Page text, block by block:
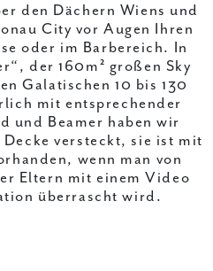
den Dächern Wiens und
City vor Augen Ihren
oder im Barbereich. In
der 160m² großen Sky
Galatischen 10 bis 130
mit entsprechender
und Beamer haben wir
versteckt, sie ist mit
wenn man von
Eltern mit einem Video
überrascht wird.